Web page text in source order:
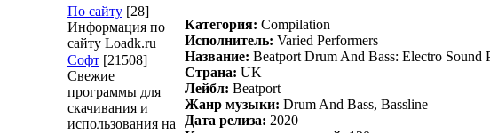
По сайту [28]
Информация по
сайту Loadk.ru
Софт [21508]
Свежие
программы для
скачивания и
использования на
Категория: Compilation
Исполнитель: Varied Performers
Название: Beatport Drum And Bass: Electro Sound
Страна: UK
Лейбл: Beatport
Жанр музыки: Drum And Bass, Bassline
Дата релиза: 2020